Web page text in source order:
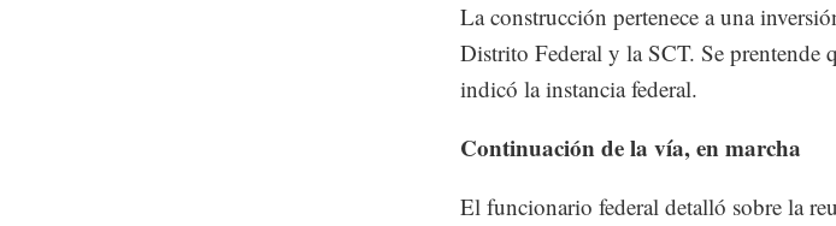
La construcción pertenece a una
Distrito Federal y la SCT. Se prentende
indicó la instancia federal.
Continuación de la vía, en marcha
El funcionario federal detalló sobre la